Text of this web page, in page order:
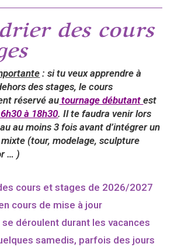
des cours
: si tu veux apprendre à
des stages, le cours
réservé au tournage débutantest
à 18h30. Il te faudra venir lors
au moins 3 fois avant d’intégrer un
(tour, modelage, sculpture
… )
cours et stages de 2026/2027
cours de mise à jour
déroulent durant les vacances
samedis, parfois des jours